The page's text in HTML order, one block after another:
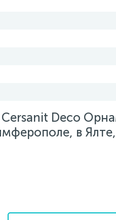
Deco
в